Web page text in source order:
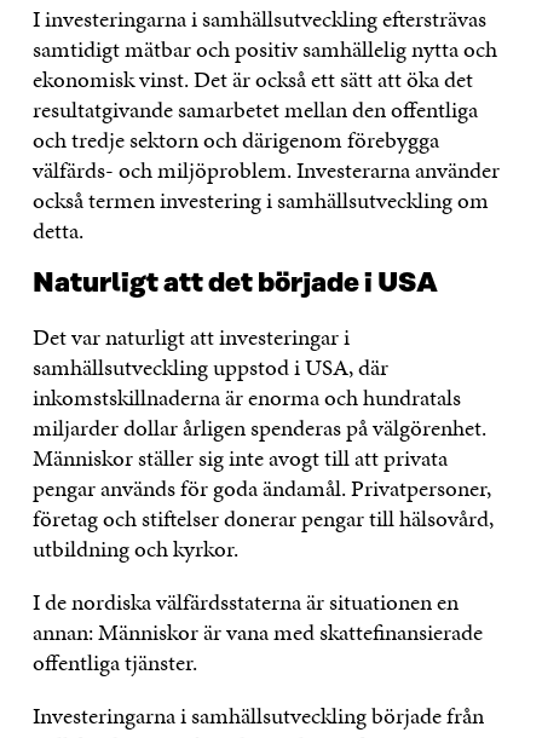
I investeringarna i samhällsutveckling eftersträvas
samtidigt mätbar och positiv samhällelig nytta och
ekonomisk vinst. Det är också ett sätt att öka det
resultatgivande samarbetet mellan den offentliga
och tredje sektorn och därigenom förebygga
välfärds- och miljöproblem. Investerarna använder
också termen investering i samhällsutveckling om
detta.
Naturligt att det började i USA
Det var naturligt att investeringar i
samhällsutveckling uppstod i USA, där
inkomstskillnaderna är enorma och hundratals
miljarder dollar årligen spenderas på välgörenhet.
Människor ställer sig inte avogt till att privata
pengar används för goda ändamål. Privatpersoner,
företag och stiftelser donerar pengar till hälsovård,
utbildning och kyrkor.
I de nordiska välfärdsstaterna är situationen en
annan: Människor är vana med skattefinansierade
offentliga tjänster.
Investeringarna i samhällsutveckling började från